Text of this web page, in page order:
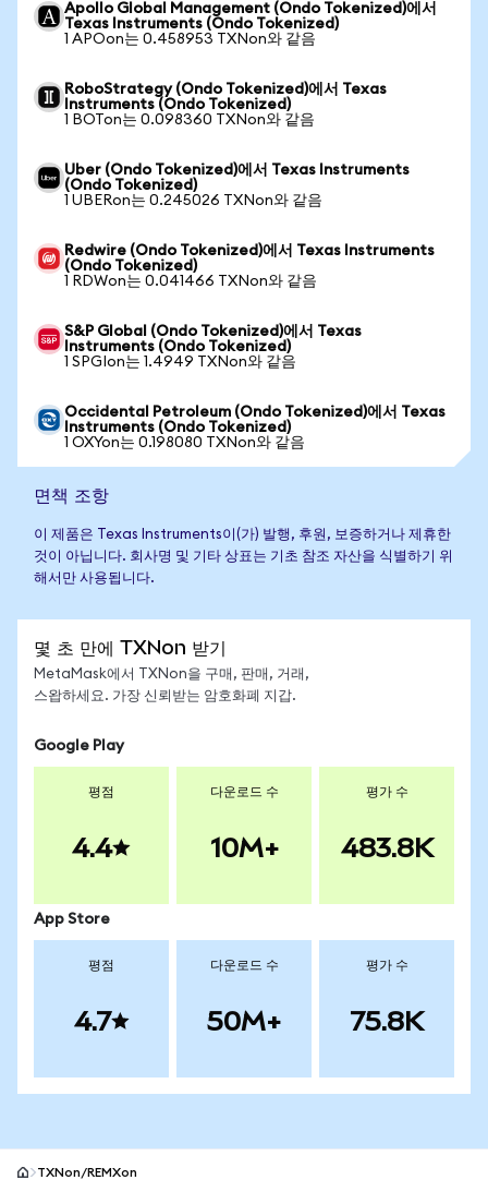
Apollo Global Management (Ondo Tokenized)에서
Texas Instruments (Ondo Tokenized)
1 APOon는 0.458953 TXNon와 같음
RoboStrategy (Ondo Tokenized)에서 Texas
Instruments (Ondo Tokenized)
1 BOTon는 0.098360 TXNon와 같음
Uber (Ondo Tokenized)에서 Texas Instruments
(Ondo Tokenized)
1 UBERon는 0.245026 TXNon와 같음
Redwire (Ondo Tokenized)에서 Texas Instruments
(Ondo Tokenized)
1 RDWon는 0.041466 TXNon와 같음
S&P Global (Ondo Tokenized)에서 Texas
Instruments (Ondo Tokenized)
1 SPGIon는 1.4949 TXNon와 같음
Occidental Petroleum (Ondo Tokenized)에서 Texas
Instruments (Ondo Tokenized)
1 OXYon는 0.198080 TXNon와 같음
면책 조항
이 제품은 Texas Instruments이(가) 발행, 후원, 보증하거나 제휴한
것이 아닙니다. 회사명 및 기타 상표는 기초 참조 자산을 식별하기 위
해서만 사용됩니다.
몇 초 만에 TXNon 받기
MetaMask에서 TXNon을 구매, 판매, 거래,
스왑하세요. 가장 신뢰받는 암호화폐 지갑.
Google Play
평점
4.4
다운로드 수
10M+
평가 수
483.8K
App Store
평점
4.7
다운로드 수
50M+
평가 수
75.8K
TXNon/REMXon